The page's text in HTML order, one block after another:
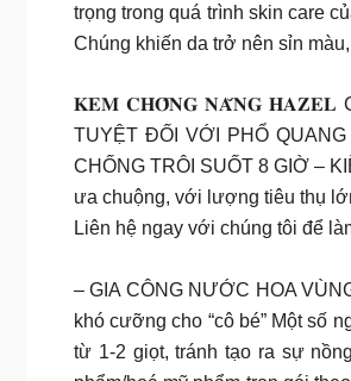
trọng trong quá trình skin care
Chúng khiến da trở nên sỉn
𝐊𝐄𝐌 𝐂𝐇𝐎̂́𝐍𝐆 𝐍𝐀̆́𝐍𝐆 𝐇𝐀𝐙𝐄𝐋
TUYỆT ĐỐI VỚI PHỔ
CHỐNG TRÔI SUỐT 8 GIỜ –
ưa chuộng, với lượng tiêu thụ
Liên hệ ngay với chúng tôi để
– GIA CÔNG NƯỚC HOA
khó cưỡng cho “cô bé” Một số
từ 1-2 giọt, tránh tạo ra sự